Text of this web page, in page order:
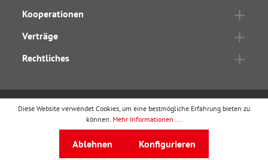
Kooperationen
Verträge
Rechtliches
wbv Publikationist ein Geschäftsbereich von
Auf dem Esch 4 · 33619 Bielefeld · Telefon
Diese Website verwendet Cookies, um eine bestmögliche Erfahrung bieten zu
können. Mehr Informationen ...
Ablehnen Konfigurieren